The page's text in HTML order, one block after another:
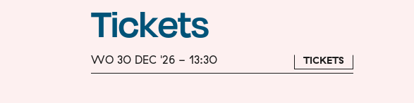
Tickets
WO 30 DEC '26 - 13:30 TICKETS